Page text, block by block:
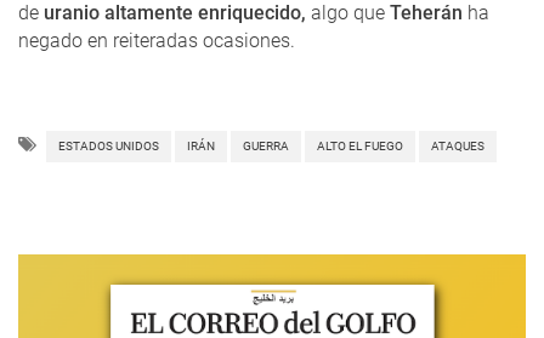
de uranio altamente enriquecido, algo que Teherán ha
negado en reiteradas ocasiones.
ESTADOS UNIDOS IRÁN GUERRA ALTO EL FUEGO ATAQUES